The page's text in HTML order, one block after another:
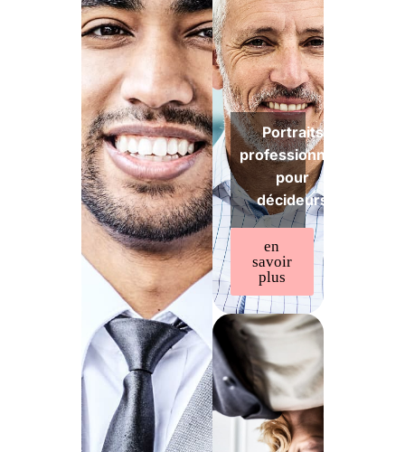
Portraits
professionnels
pour
décideurs
en
savoir
plus